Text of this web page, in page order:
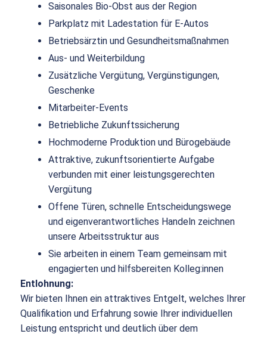
Saisonales Bio-Obst aus der Region
Parkplatz mit Ladestation für E-Autos
Betriebsärztin und Gesundheitsmaßnahmen
Aus- und Weiterbildung
Zusätzliche Vergütung, Vergünstigungen,
Geschenke
Mitarbeiter-Events
Betriebliche Zukunftssicherung
Hochmoderne Produktion und Bürogebäude
Attraktive, zukunftsorientierte Aufgabe
verbunden mit einer leistungsgerechten
Vergütung
Offene Türen, schnelle Entscheidungswege
und eigenverantwortliches Handeln zeichnen
unsere Arbeitsstruktur aus
Sie arbeiten in einem Team gemeinsam mit
engagierten und hilfsbereiten Kolleg:innen
Entlohnung:
Wir bieten Ihnen ein attraktives Entgelt, welches Ihrer
Qualifikation und Erfahrung sowie Ihrer individuellen
Leistung entspricht und deutlich über dem